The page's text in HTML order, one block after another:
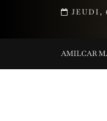
JEUDI,
LA COLLECTION
AMILCAR